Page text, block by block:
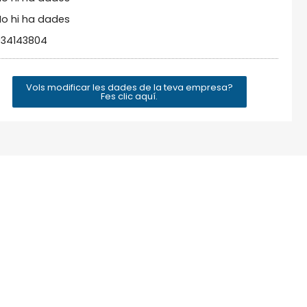
hi ha dades
Vols modificar les dades de la teva empresa?
Fes clic aquí.